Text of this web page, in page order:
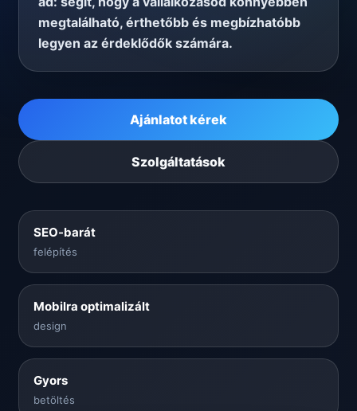
megtalálható, érthetőbb és megbízhatóbb
legyen az érdeklődők számára.
Ajánlatot kérek
Szolgáltatások
SEO-barát
felépítés
Mobilra optimalizált
design
Gyors
betöltés